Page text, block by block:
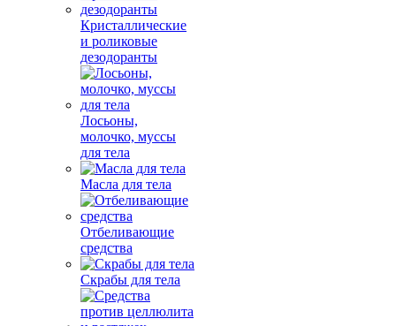
Кристаллические
и роликовые
дезодоранты
Лосьоны,
молочко, муссы
для тела
Масла для тела
Отбеливающие
средства
Скрабы для тела